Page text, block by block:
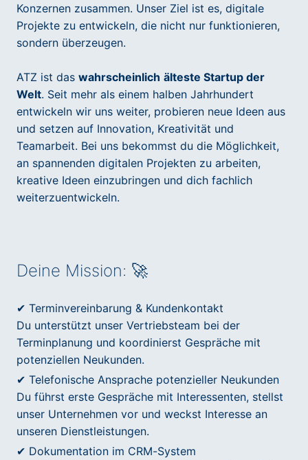
Konzernen zusammen. Unser Ziel ist es, digitale
Projekte zu entwickeln, die nicht nur funktionieren,
sondern überzeugen.
ATZ ist das wahrscheinlich älteste Startup der
Welt. Seit mehr als einem halben Jahrhundert
entwickeln wir uns weiter, probieren neue Ideen aus
und setzen auf Innovation, Kreativität und
Teamarbeit. Bei uns bekommst du die Möglichkeit,
an spannenden digitalen Projekten zu arbeiten,
kreative Ideen einzubringen und dich fachlich
weiterzuentwickeln.
Deine Mission: 🚀
✔ Terminvereinbarung & Kundenkontakt
Du unterstützt unser Vertriebsteam bei der
Terminplanung und koordinierst Gespräche mit
potenziellen Neukunden.
✔ Telefonische Ansprache potenzieller Neukunden
Du führst erste Gespräche mit Interessenten, stellst
unser Unternehmen vor und weckst Interesse an
unseren Dienstleistungen.
✔ Dokumentation im CRM-System